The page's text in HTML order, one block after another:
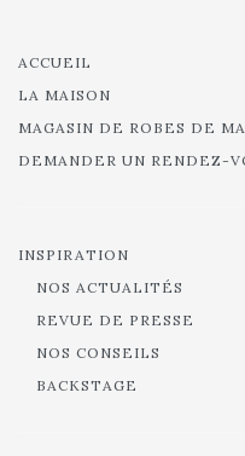
ACCUEIL
LA MAISON
MAGASIN DE ROBES DE
DEMANDER UN RENDEZ-
INSPIRATION
NOS ACTUALITÉS
REVUE DE PRESSE
NOS CONSEILS
BACKSTAGE